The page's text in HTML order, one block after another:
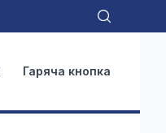
Гаряча кнопка